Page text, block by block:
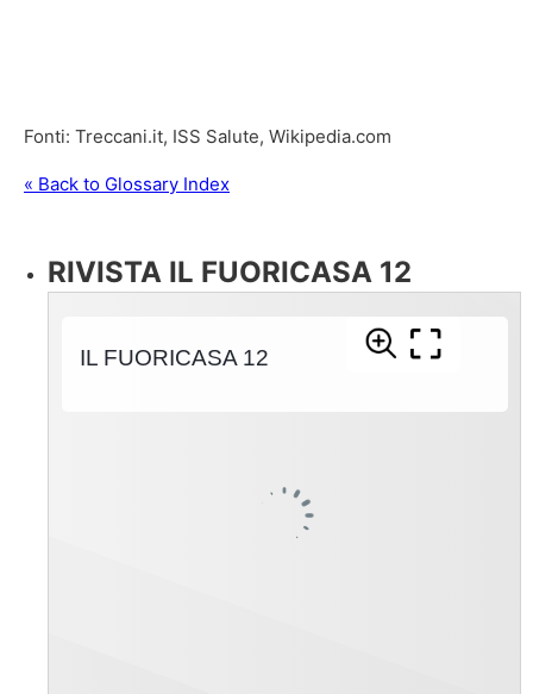
Fonti: Treccani.it, ISS Salute, Wikipedia.com
« Back to Glossary Index
RIVISTA IL FUORICASA 12